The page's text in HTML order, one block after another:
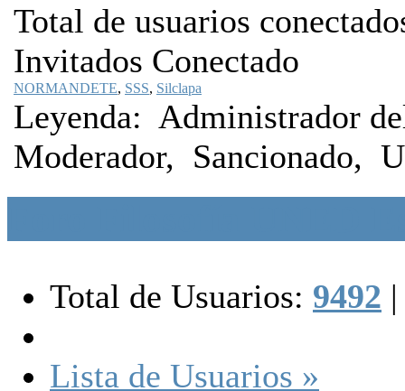
Total de usuarios
Invitados Conectado
NORMANDETE, SSS, Silclapa
Leyenda: Administrador
Moderador, Sancionado,
Total de Usuarios: 9492 |
Lista de Usuarios »